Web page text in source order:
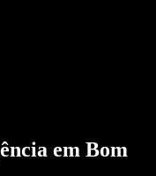
em Bom